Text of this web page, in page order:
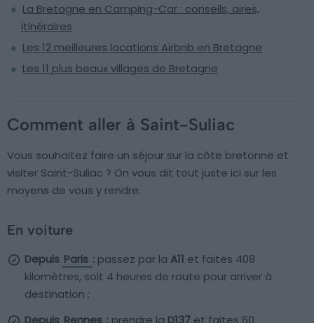
La Bretagne en Camping-Car : conseils, aires,
itinéraires
Les 12 meilleures locations Airbnb en Bretagne
Les 11 plus beaux villages de Bretagne
Comment aller à Saint-Suliac
Vous souhaitez faire un séjour sur la côte bretonne et
visiter Saint-Suliac ? On vous dit tout juste ici sur les
moyens de vous y rendre.
En voiture
Depuis Paris : passez par la A11 et faites 408
kilomètres, soit 4 heures de route pour arriver à
destination ;
Depuis Rennes : prendre la D137 et faites 60